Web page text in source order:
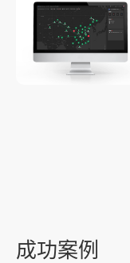
成功案例